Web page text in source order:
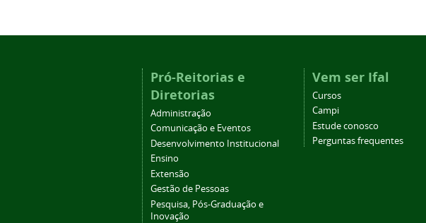
Pró-Reitorias e
Diretorias
Administração
Comunicação e Eventos
Desenvolvimento Institucional
Ensino
Extensão
Gestão de Pessoas
Pesquisa, Pós-Graduação e
Inovação
Vem ser Ifal
Cursos
Campi
Estude conosco
Perguntas frequentes